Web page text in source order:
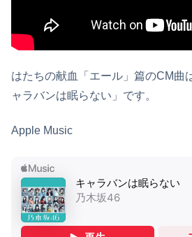
はたちの献血「エール」篇のCM曲
ャラバンは眠らない」です。
Apple Music